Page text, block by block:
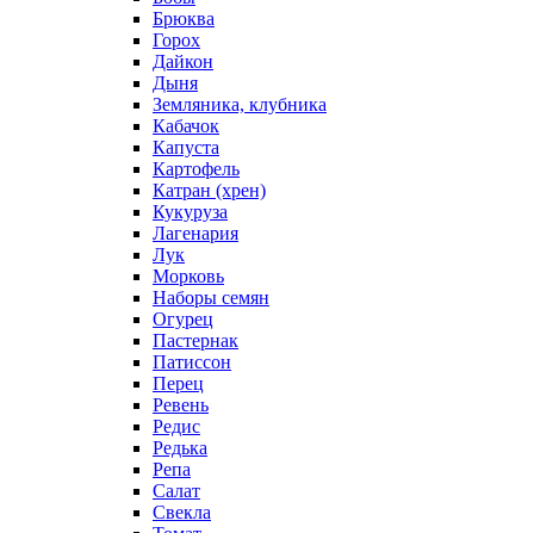
Брюква
Горох
Дайкон
Дыня
Земляника, клубника
Кабачок
Капуста
Картофель
Катран (хрен)
Кукуруза
Лагенария
Лук
Морковь
Наборы семян
Огурец
Пастернак
Патиссон
Перец
Ревень
Редис
Редька
Репа
Салат
Свекла